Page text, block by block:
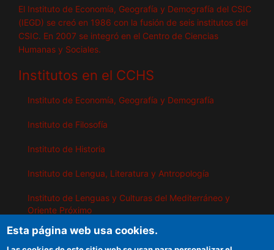
El Instituto de Economía, Geografía y Demografía del CSIC
(IEGD) se creó en 1986 con la fusión de seis institutos del
CSIC. En 2007 se integró en el Centro de Ciencias
Humanas y Sociales.
Institutos en el CCHS
Instituto de Economía, Geografía y Demografía
Instituto de Filosofía
Instituto de Historia
Instituto de Lengua, Literatura y Antropología
Instituto de Lenguas y Culturas del Mediterráneo y
Oriente Próximo
Instituto de Políticas y Bienes Públicos
Esta página web usa cookies.